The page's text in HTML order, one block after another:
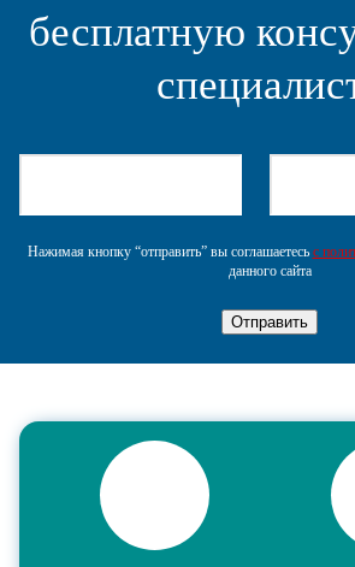
бесплатную
Нажимая кнопку “отправить” вы соглашаетесь с
данного сайта
Отправить